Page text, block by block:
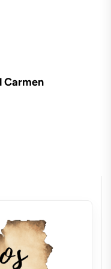
Carmen